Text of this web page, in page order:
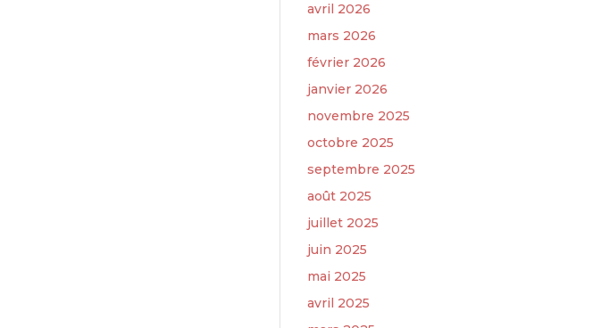
avril 2026
mars 2026
février 2026
janvier 2026
novembre 2025
octobre 2025
septembre 2025
août 2025
juillet 2025
juin 2025
mai 2025
avril 2025